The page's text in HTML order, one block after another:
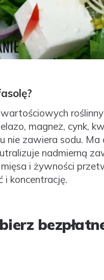
magnez, cynk,
nie zawiera sodu.
nadmierną
i żywności
i koncentrację.